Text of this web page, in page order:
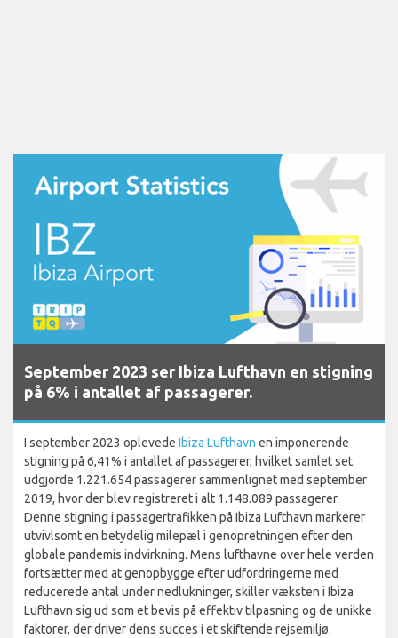
September 2023 ser Ibiza Lufthavn en stigning
på 6% i antallet af passagerer.
I september 2023 oplevede Ibiza Lufthavn en imponerende
stigning på 6,41% i antallet af passagerer, hvilket samlet set
udgjorde 1.221.654 passagerer sammenlignet med september
2019, hvor der blev registreret i alt 1.148.089 passagerer.
Denne stigning i passagertrafikken på Ibiza Lufthavn markerer
utvivlsomt en betydelig milepæl i genopretningen efter den
globale pandemis indvirkning. Mens lufthavne over hele verden
fortsætter med at genopbygge efter udfordringerne med
reducerede antal under nedlukninger, skiller væksten i Ibiza
Lufthavn sig ud som et bevis på effektiv tilpasning og de unikke
faktorer, der driver dens succes i et skiftende rejsemiljø.